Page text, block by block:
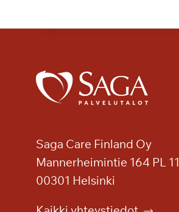
Saga Care Finland Oy
Mannerheimintie 164 PL 11
00301 Helsinki